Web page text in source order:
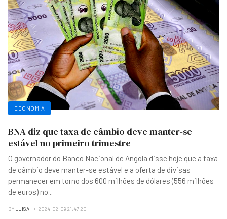
ECONOMIA
BNA diz que taxa de câmbio deve manter-se
estável no primeiro trimestre
O governador do Banco Nacional de Angola disse hoje que a taxa
de câmbio deve manter-se estável e a oferta de divisas
permanecer em torno dos 600 milhões de dólares (556 milhões
de euros) no...
BY LUISA 2024-02-09 21:47:20